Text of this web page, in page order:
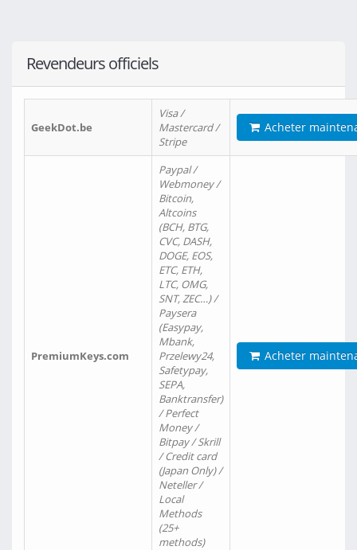
Revendeurs officiels
GeekDot.be
Visa /
Mastercard /
Stripe
Acheter
PremiumKeys.com
Paypal /
Webmoney /
Bitcoin,
Altcoins
(BCH, BTG,
CVC, DASH,
DOGE, EOS,
ETC, ETH,
LTC, OMG,
SNT, ZEC…) /
Paysera
(Easypay,
Mbank,
Przelewy24,
Safetypay,
SEPA,
Banktransfer)
/ Perfect
Money /
Bitpay / Skrill
/ Credit card
(Japan Only) /
Neteller /
Local
Methods
(25+
methods)
Acheter